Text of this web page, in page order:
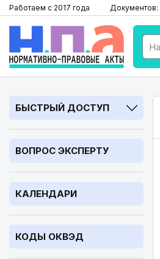
Работаем с 2017 года Документов:
БЫСТРЫЙ ДОСТУП
ВОПРОС ЭКСПЕРТУ
КАЛЕНДАРИ
КОДЫ ОКВЭД